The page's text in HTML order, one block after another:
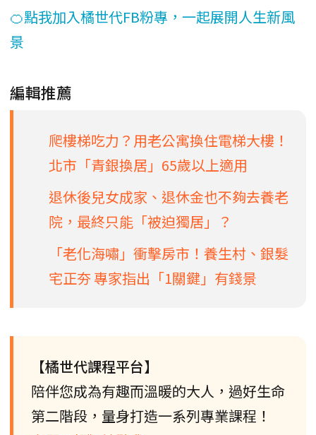
🍊點我加入橘世代FB粉專，一起展開人生新風
景
編輯推薦
爬樓梯吃力？用老公寓換住電梯大樓！
北市「青銀換居」65歲以上適用
退休後兒女成家、退休金也不夠去養老
院，最終只能「被迫獨居」？
「老化海嘯」衝擊房市！養生村、銀髮
宅正夯 專家指出「1關鍵」有錢景
【橘世代課程平台】
陪伴您成為有趣而溫暖的大人，過好生命
第二階段，量身打造一系列專業課程！